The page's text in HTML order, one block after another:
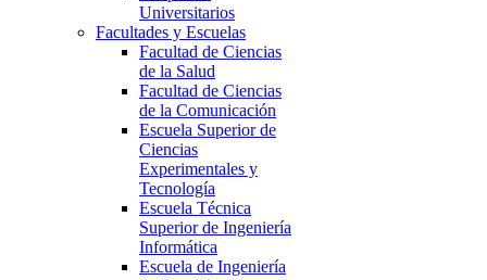
Universitarios
Facultades y Escuelas
Facultad de Ciencias
de la Salud
Facultad de Ciencias
de la Comunicación
Escuela Superior de
Ciencias
Experimentales y
Tecnología
Escuela Técnica
Superior de Ingeniería
Informática
Escuela de Ingeniería